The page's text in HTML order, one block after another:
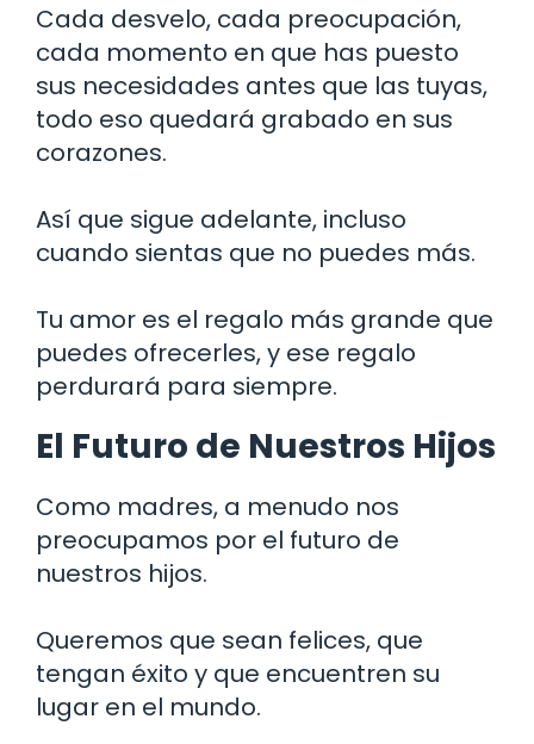
Cada desvelo, cada preocupación,
cada momento en que has puesto
sus necesidades antes que las tuyas,
todo eso quedará grabado en sus
corazones.
Así que sigue adelante, incluso
cuando sientas que no puedes más.
Tu amor es el regalo más grande que
puedes ofrecerles, y ese regalo
perdurará para siempre.
El Futuro de Nuestros Hijos
Como madres, a menudo nos
preocupamos por el futuro de
nuestros hijos.
Queremos que sean felices, que
tengan éxito y que encuentren su
lugar en el mundo.